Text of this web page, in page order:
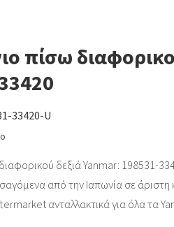
πίσω
33420-U
δεξιά Yanmar: 198531-
από την Ιαπωνία σε
ανταλλακτικά για όλα τα